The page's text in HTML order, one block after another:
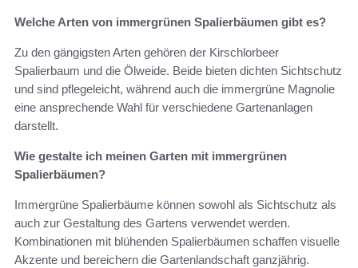
Welche Arten von immergrünen Spalierbäumen gibt es?
Zu den gängigsten Arten gehören der Kirschlorbeer
Spalierbaum und die Ölweide. Beide bieten dichten Sichtschutz
und sind pflegeleicht, während auch die immergrüne Magnolie
eine ansprechende Wahl für verschiedene Gartenanlagen
darstellt.
Wie gestalte ich meinen Garten mit immergrünen
Spalierbäumen?
Immergrüne Spalierbäume können sowohl als Sichtschutz als
auch zur Gestaltung des Gartens verwendet werden.
Kombinationen mit blühenden Spalierbäumen schaffen visuelle
Akzente und bereichern die Gartenlandschaft ganzjährig.